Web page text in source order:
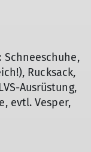
Schneeschuhe,
Rucksack,
Ausrüstung,
evtl. Vesper,